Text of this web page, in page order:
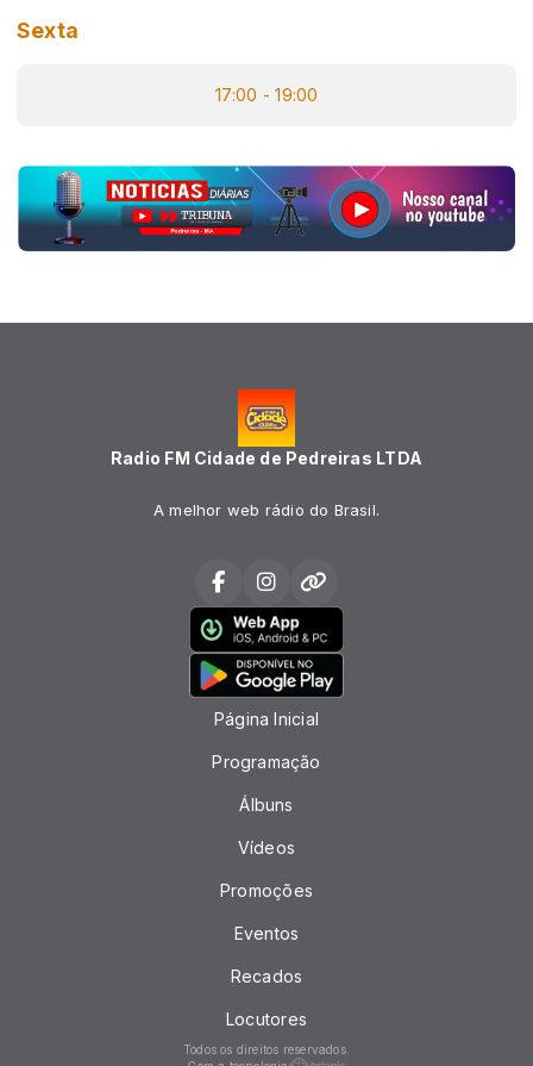
Sexta
17:00 - 19:00
Radio FM Cidade de Pedreiras LTDA
A melhor web rádio do Brasil.
Página Inicial
Programação
Álbuns
Vídeos
Promoções
Eventos
Recados
Locutores
Todos os direitos reservados.